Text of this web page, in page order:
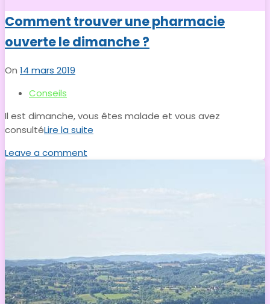
Comment trouver une pharmacie
ouverte le dimanche ?
On 14 mars 2019
Conseils
Il est dimanche, vous êtes malade et vous avez
consultéLire la suite
Leave a comment